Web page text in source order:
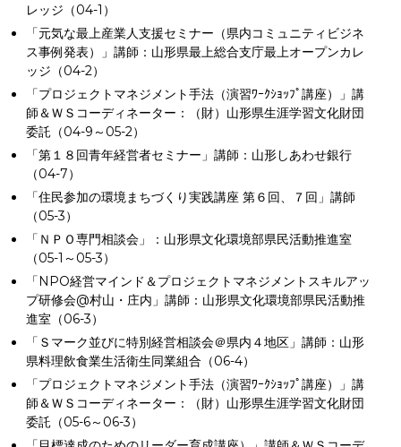
レッジ（04-1）
「元気な最上産業人支援セミナー（県内コミュニティビジネ
ス事例発表）」講師：山形県最上総合支庁最上オープンカレ
ッジ（04-2）
「プロジェクトマネジメント手法（演習ﾜｰｸｼｮｯﾌﾟ講座）」講
師＆ＷＳコーディネーター：（財）山形県生涯学習文化財団
委託（04-9～05-2）
「第１８回青年経営者セミナー」講師：山形しあわせ銀行
（04-7）
「住民参加の環境まちづくり実践講座 第６回、７回」講師
（05-3）
「ＮＰＯ専門相談会」：山形県文化環境部県民活動推進室
（05-1～05-3）
「NPO経営マインド＆プロジェクトマネジメントスキルアッ
プ研修会@村山・庄内」講師：山形県文化環境部県民活動推
進室（06-3）
「Ｓマーク並びに特別経営相談会＠県内４地区」講師：山形
県料理飲食業生活衛生同業組合（06-4）
「プロジェクトマネジメント手法（演習ﾜｰｸｼｮｯﾌﾟ講座）」講
師＆ＷＳコーディネーター：（財）山形県生涯学習文化財団
委託（05-6～06-3）